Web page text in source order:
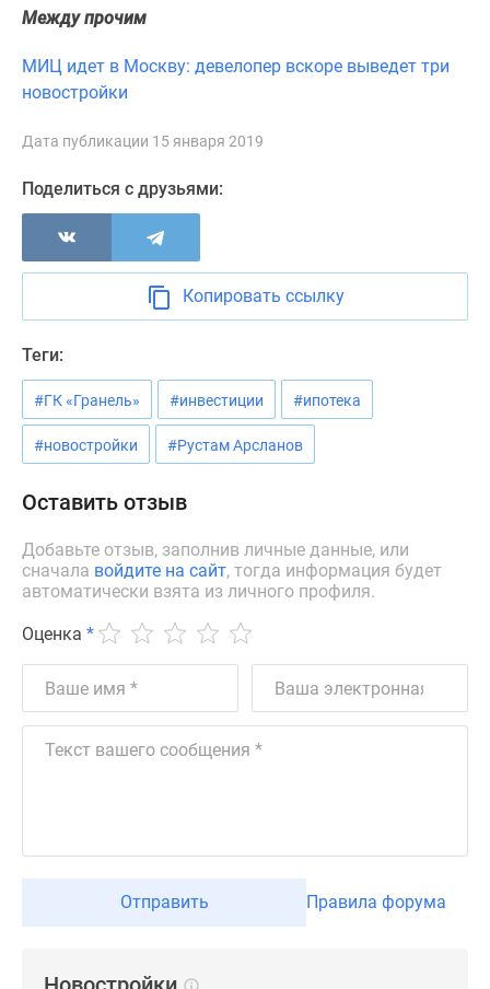
Новости
Мнение
эксперта
Аналитика
рынка
Покупателю
Экспертиза
новостроек
Эксперты
авторы
проекте
Контакты
Реклама
сайте
Машино-
места
Апартаменты
#траншевая
#рассрочка
ИТ-
ипотека
Квартиры
Между прочим
МИЦ идет в Москву: девелопер вскоре выведет три
новостройки
Дата публикации 15 января 2019
Поделиться с друзьями:
Копировать ссылку
Теги:
#ГК «Гранель» #инвестиции #ипотека
#новостройки #Рустам Арсланов
Оставить отзыв
Добавьте отзыв, заполнив личные данные, или
сначала войдите на сайт, тогда информация будет
автоматически взята из личного профиля.
Оценка *
Отправить Правила форума